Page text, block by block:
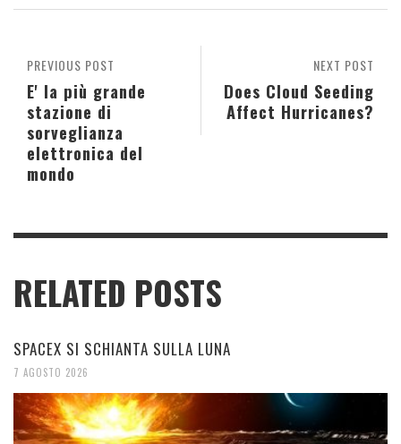
NEXT POST
Does Cloud Seeding
Affect Hurricanes?
PREVIOUS POST
E' la più grande
stazione di
sorveglianza
elettronica del
mondo
RELATED POSTS
SPACEX SI SCHIANTA SULLA LUNA
7 AGOSTO 2026